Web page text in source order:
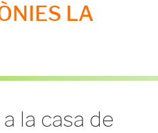
LA
la casa de